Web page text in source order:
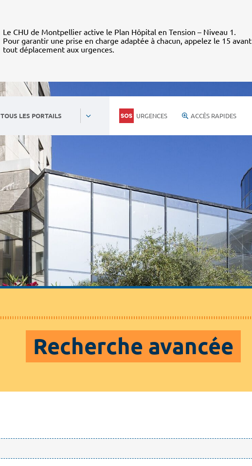
Le CHU de Montpellier active le Plan Hôpital en Tension – Niveau 1.
Pour garantir une prise en charge adaptée à chacun, appelez le 15 avant
tout déplacement aux urgences.
TOUS LES PORTAILS URGENCES ACCÈS RAPIDES
Recherche avancée